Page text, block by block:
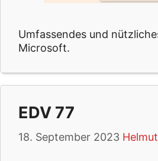
Umfassendes und
Microsoft.
EDV 77
18. September 2023